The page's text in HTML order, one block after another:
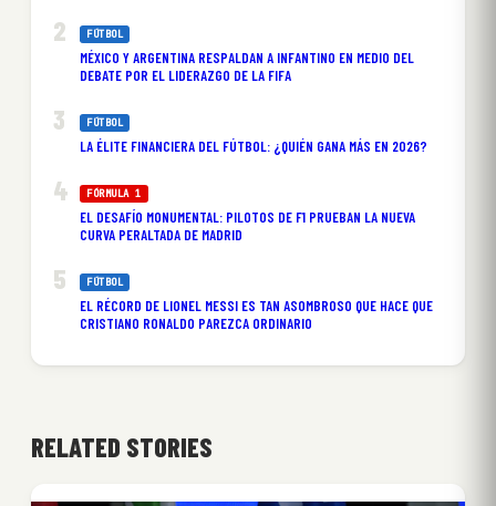
FÚTBOL
MÉXICO Y ARGENTINA RESPALDAN A INFANTINO EN MEDIO DEL
DEBATE POR EL LIDERAZGO DE LA FIFA
FÚTBOL
LA ÉLITE FINANCIERA DEL FÚTBOL: ¿QUIÉN GANA MÁS EN 2026?
FÓRMULA 1
EL DESAFÍO MONUMENTAL: PILOTOS DE F1 PRUEBAN LA NUEVA
CURVA PERALTADA DE MADRID
FÚTBOL
EL RÉCORD DE LIONEL MESSI ES TAN ASOMBROSO QUE HACE QUE
CRISTIANO RONALDO PAREZCA ORDINARIO
RELATED STORIES